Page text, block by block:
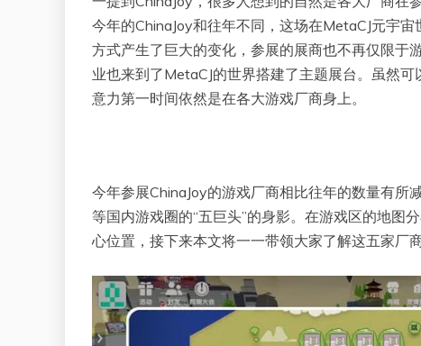
今年的ChinaJoy和往年不同，这场在MetaCJ元宇
方式产生了巨大的变化，参展的展商也不再仅限于
业也来到了MetaCJ的世界搭建了主题展台。虽然
意力第一时间依然是在各大游戏厂商身上。
今年参展ChinaJoy的游戏厂商相比往年的数量有所
等国内游戏圈的“五巨头”的身影。在游戏区的地图
心位置，接下来本文将一一带领大家了解这五家厂